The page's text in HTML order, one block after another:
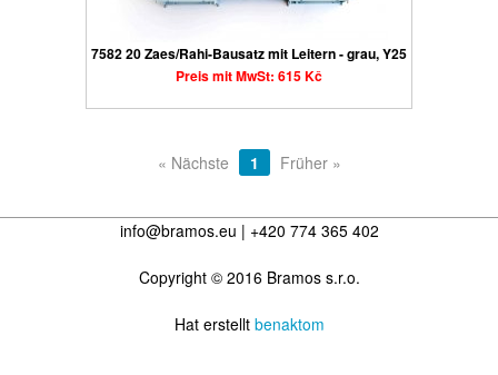
7582 20 Zaes/Rahi-Bausatz mit Leitern - grau, Y25
Preis mit MwSt: 615 Kč
« Nächste 1 Früher »
info@bramos.eu | +420 774 365 402
Copyright © 2016 Bramos s.r.o.
Hat erstellt benaktom